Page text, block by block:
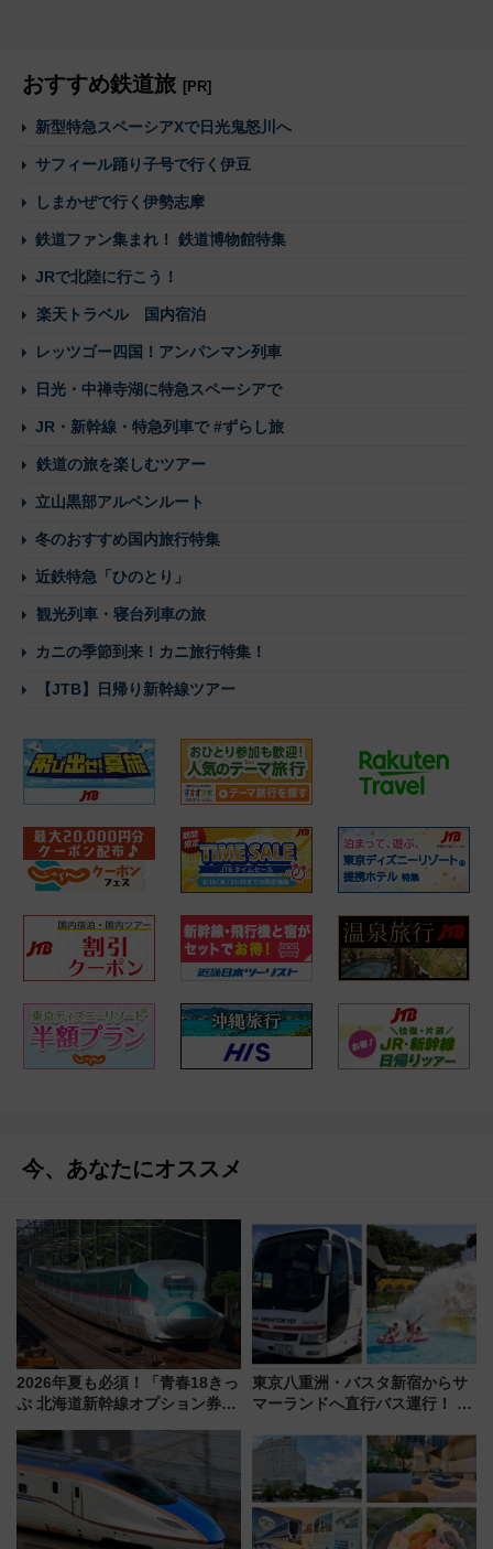
おすすめ鉄道旅 [PR]
新型特急スペーシアXで日光鬼怒川へ
サフィール踊り子号で行く伊豆
しまかぜで行く伊勢志摩
鉄道ファン集まれ！ 鉄道博物館特集
JRで北陸に行こう！
楽天トラベル 国内宿泊
レッツゴー四国！アンパンマン列車
日光・中禅寺湖に特急スペーシアで
JR・新幹線・特急列車で #ずらし旅
鉄道の旅を楽しむツアー
立山黒部アルペンルート
冬のおすすめ国内旅行特集
近鉄特急「ひのとり」
観光列車・寝台列車の旅
カニの季節到来！カニ旅行特集！
【JTB】日帰り新幹線ツアー
今、あなたにオススメ
2026年夏も必須！「青春18きっ
ぷ 北海道新幹線オプション券」
の罠
東京八重洲・バスタ新宿からサ
マーランドへ直行バス運行！ お
推し活を楽しもう！（2026年